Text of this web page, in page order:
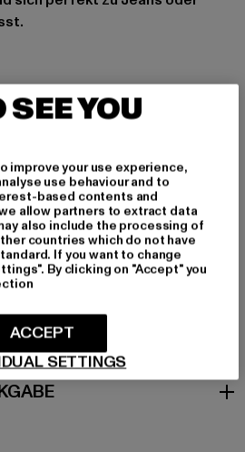
100% Baumwolle
GmbH |info@tbint.de
7 | 64372 Ober-Ramstadt |
SEE YOU
improve your use experience,
use behaviour and to
based contents and
allow partners to extract data
also include the processing of
countries which do not have
If you want to change
By clicking on "Accept" you
SETTINGS
ACCEPT